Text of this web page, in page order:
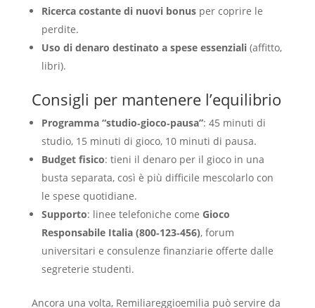
Ricerca costante di nuovi bonusper coprire le
perdite.
Uso di denaro destinato a spese essenziali(affitto,
libri).
Consigli per mantenere l’equilibrio
Programma “studio‑gioco‑pausa”: 45 minuti di
studio, 15 minuti di gioco, 10 minuti di pausa.
Budget fisico: tieni il denaro per il gioco in una
busta separata, così è più difficile mescolarlo con
le spese quotidiane.
Supporto: linee telefoniche come Gioco
Responsabile Italia (800‑123‑456), forum
universitari e consulenze finanziarie offerte dalle
segreterie studenti.
Ancora una volta, Remiliareggioemilia può servire da